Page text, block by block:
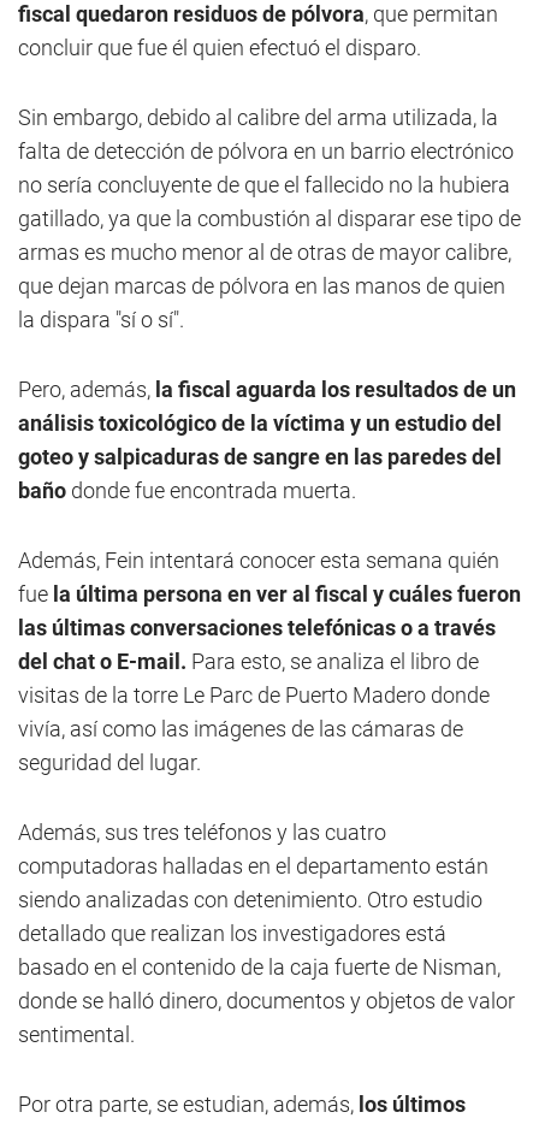
fiscal quedaron residuos de pólvora, que permitan
concluir que fue él quien efectuó el disparo.
Sin embargo, debido al calibre del arma utilizada, la
falta de detección de pólvora en un barrio electrónico
no sería concluyente de que el fallecido no la hubiera
gatillado, ya que la combustión al disparar ese tipo de
armas es mucho menor al de otras de mayor calibre,
que dejan marcas de pólvora en las manos de quien
la dispara "sí o sí".
Pero, además, la fiscal aguarda los resultados de un
análisis toxicológico de la víctima y un estudio del
goteo y salpicaduras de sangre en las paredes del
baño donde fue encontrada muerta.
Además, Fein intentará conocer esta semana quién
fue la última persona en ver al fiscal y cuáles fueron
las últimas conversaciones telefónicas o a través
del chat o E-mail. Para esto, se analiza el libro de
visitas de la torre Le Parc de Puerto Madero donde
vivía, así como las imágenes de las cámaras de
seguridad del lugar.
Además, sus tres teléfonos y las cuatro
computadoras halladas en el departamento están
siendo analizadas con detenimiento. Otro estudio
detallado que realizan los investigadores está
basado en el contenido de la caja fuerte de Nisman,
donde se halló dinero, documentos y objetos de valor
sentimental.
Por otra parte, se estudian, además, los últimos